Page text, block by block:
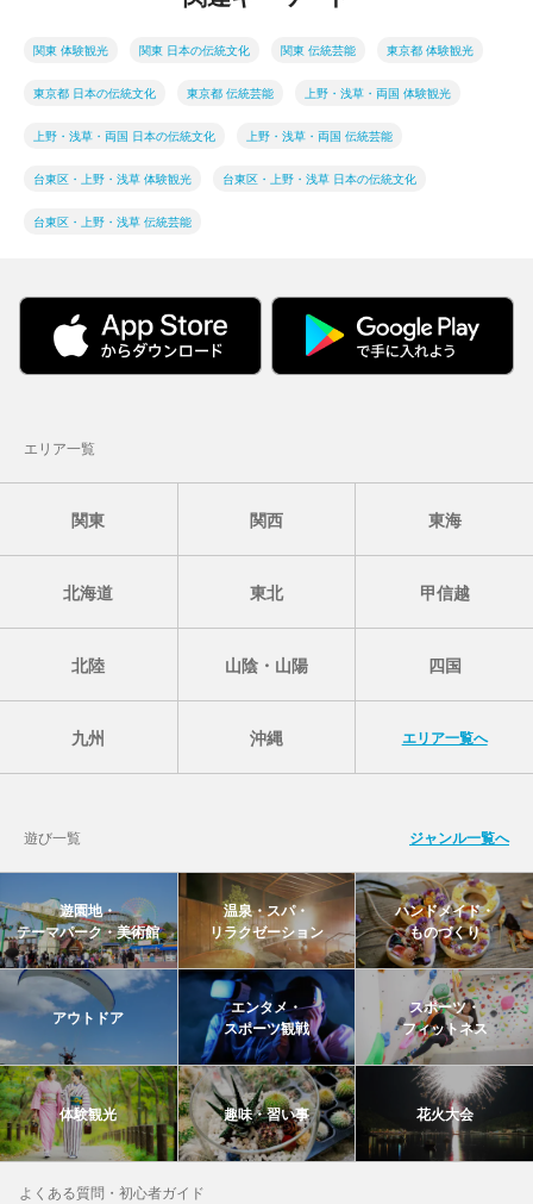
関東 体験観光 関東 日本の伝統文化 関東 伝統芸能 東京都 体験観光
東京都 日本の伝統文化 東京都 伝統芸能 上野・浅草・両国 体験観光
上野・浅草・両国 日本の伝統文化 上野・浅草・両国 伝統芸能
台東区・上野・浅草 体験観光 台東区・上野・浅草 日本の伝統文化
台東区・上野・浅草 伝統芸能
エリア一覧
関東 関西 東海
北海道 東北 甲信越
北陸 山陰・山陽 四国
九州 沖縄 エリア一覧へ
遊び一覧 ジャンル一覧へ
遊園地・
テーマパーク・美術館
温泉・スパ・
リラクゼーション
ハンドメイド・
ものづくり
アウトドア
エンタメ・
スポーツ観戦
スポーツ・
フィットネス
体験観光 趣味・習い事 花火大会
よくある質問・初心者ガイド